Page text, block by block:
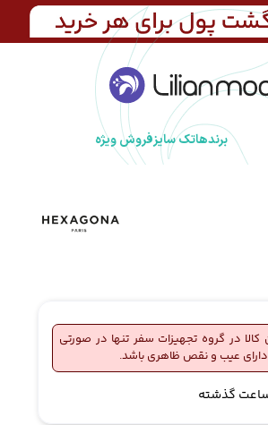
برندهاتک سایزفروش ویژه
در گروه تجهیزات سفر تنها در صورتی
دارای عیب و نقص ظاهری باشد.